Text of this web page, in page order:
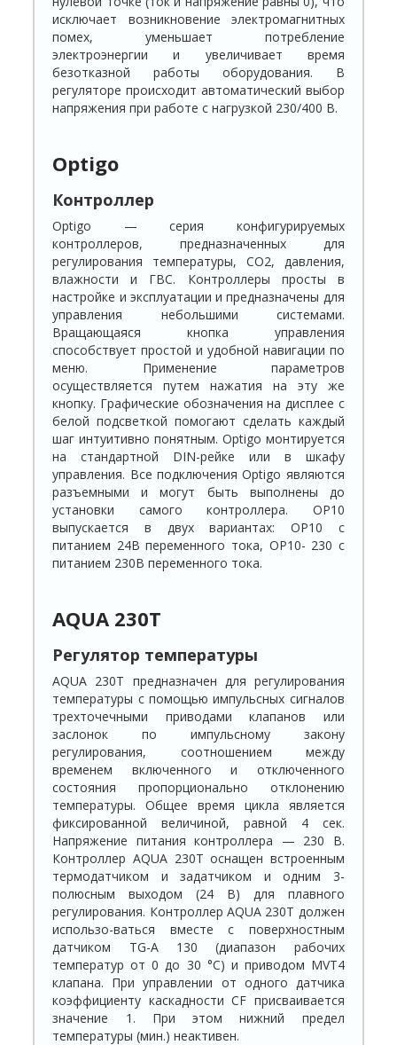
исключает возникновение электромагнитных
помех, уменьшает потребление
электроэнергии и увеличивает время
безотказной работы оборудования. В
регуляторе происходит автоматический выбор
напряжения при работе с нагрузкой 230/400 В.
Optigo
Контроллер
Optigo — серия конфигурируемых
контроллеров, предназначенных для
регулирования температуры, CO2, давления,
влажности и ГВС. Контроллеры просты в
настройке и эксплуатации и предназначены для
управления небольшими системами.
Вращающаяся кнопка управления
способствует простой и удобной навигации по
меню. Применение параметров
осуществляется путем нажатия на эту же
кнопку. Графические обозначения на дисплее с
белой подсветкой помогают сделать каждый
шаг интуитивно понятным. Optigo монтируется
на стандартной DIN-рейке или в шкафу
управления. Все подключения Optigo являются
разъемными и могут быть выполнены до
установки самого контроллера. OP10
выпускается в двух вариантах: OP10 с
питанием 24В переменного тока, OP10- 230 с
питанием 230В переменного тока.
AQUA 230T
Регулятор температуры
AQUA 230T предназначен для регулирования
температуры с помощью импульсных сигналов
трехточечными приводами клапанов или
заслонок по импульсному закону
регулирования, соотношением между
временем включенного и отключенного
состояния пропорционально отклонению
температуры. Общее время цикла является
фиксированной величиной, равной 4 сек.
Напряжение питания контроллера — 230 В.
Контроллер AQUA 230T оснащен встроенным
термодатчиком и задатчиком и одним 3-
полюсным выходом (24 В) для плавного
регулирования. Контроллер AQUA 230T должен
использо-ваться вместе с поверхностным
датчиком TG-A 130 (диапазон рабочих
температур от 0 до 30 °С) и приводом MVT4
клапана. При управлении от одного датчика
коэффициенту каскадности CF присваивается
значение 1. При этом нижний предел
температуры (мин.) неактивен.